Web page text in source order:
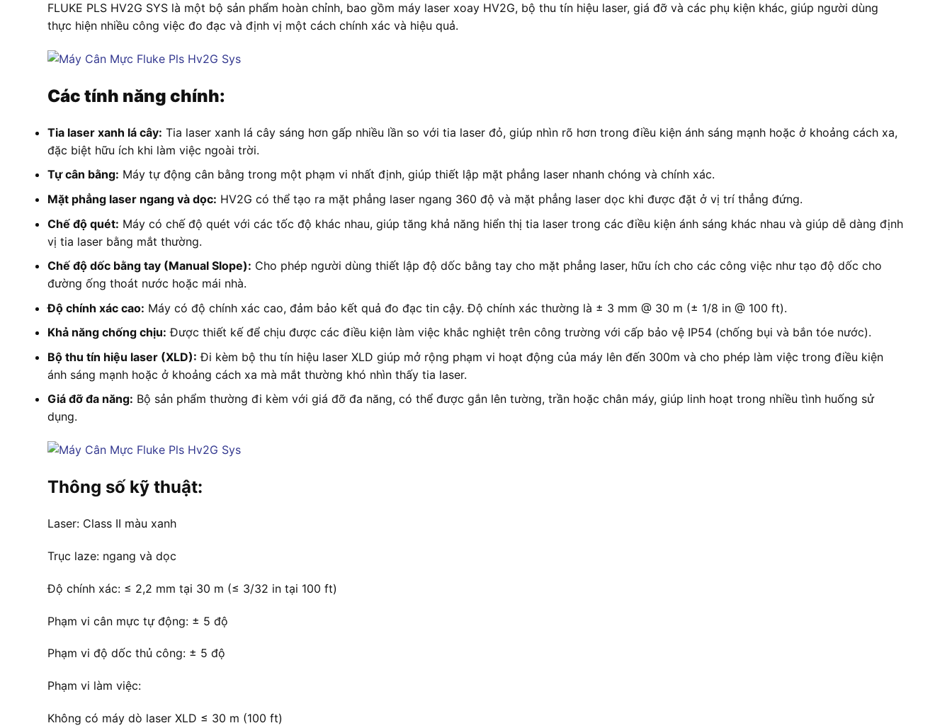
FLUKE PLS HV2G SYS là một bộ sản phẩm hoàn chỉnh, bao gồm máy laser xoay HV2G, bộ thu tín hiệu laser, giá đỡ và các phụ kiện khác, giúp người dùng
thực hiện nhiều công việc đo đạc và định vị một cách chính xác và hiệu quả.
Các tính năng chính:
Tia laser xanh lá cây: Tia laser xanh lá cây sáng hơn gấp nhiều lần so với tia laser đỏ, giúp nhìn rõ hơn trong điều kiện ánh sáng mạnh hoặc ở khoảng cách xa,
đặc biệt hữu ích khi làm việc ngoài trời.
Tự cân bằng: Máy tự động cân bằng trong một phạm vi nhất định, giúp thiết lập mặt phẳng laser nhanh chóng và chính xác.
Mặt phẳng laser ngang và dọc: HV2G có thể tạo ra mặt phẳng laser ngang 360 độ và mặt phẳng laser dọc khi được đặt ở vị trí thẳng đứng.
Chế độ quét: Máy có chế độ quét với các tốc độ khác nhau, giúp tăng khả năng hiển thị tia laser trong các điều kiện ánh sáng khác nhau và giúp dễ dàng định
vị tia laser bằng mắt thường.
Chế độ dốc bằng tay (Manual Slope): Cho phép người dùng thiết lập độ dốc bằng tay cho mặt phẳng laser, hữu ích cho các công việc như tạo độ dốc cho
đường ống thoát nước hoặc mái nhà.
Độ chính xác cao: Máy có độ chính xác cao, đảm bảo kết quả đo đạc tin cậy. Độ chính xác thường là ± 3 mm @ 30 m (± 1/8 in @ 100 ft).
Khả năng chống chịu: Được thiết kế để chịu được các điều kiện làm việc khắc nghiệt trên công trường với cấp bảo vệ IP54 (chống bụi và bắn tóe nước).
Bộ thu tín hiệu laser (XLD): Đi kèm bộ thu tín hiệu laser XLD giúp mở rộng phạm vi hoạt động của máy lên đến 300m và cho phép làm việc trong điều kiện
ánh sáng mạnh hoặc ở khoảng cách xa mà mắt thường khó nhìn thấy tia laser.
Giá đỡ đa năng: Bộ sản phẩm thường đi kèm với giá đỡ đa năng, có thể được gắn lên tường, trần hoặc chân máy, giúp linh hoạt trong nhiều tình huống sử
dụng.
Thông số kỹ thuật:
Laser: Class II màu xanh
Trục laze: ngang và dọc
Độ chính xác: ≤ 2,2 mm tại 30 m (≤ 3/32 in tại 100 ft)
Phạm vi cân mực tự động: ± 5 độ
Phạm vi độ dốc thủ công: ± 5 độ
Phạm vi làm việc:
Không có máy dò laser XLD ≤ 30 m (100 ft)